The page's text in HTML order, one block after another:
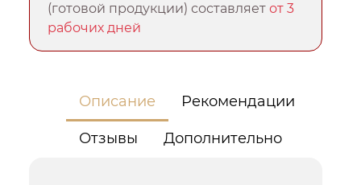
(готовой продукции) составляетот 3
рабочих дней
Описание Рекомендации
Отзывы Дополнительно